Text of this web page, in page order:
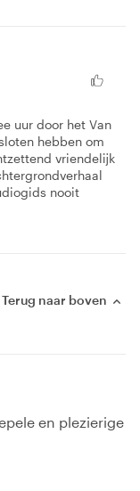
uur door het Van
hebben om
vriendelijk
nooit
Terug naar boven
en plezierige